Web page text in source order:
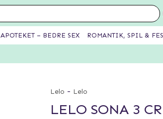
Lelo - Lelo
LELO SONA 3
APOTEKET – BEDRE SEX ROMANTIK, SPIL &